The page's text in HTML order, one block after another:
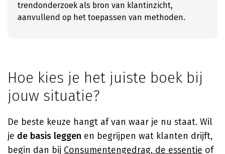
trendonderzoek als bron van klantinzicht,
aanvullend op het toepassen van methoden.
Hoe kies je het juiste boek bij
jouw situatie?
De beste keuze hangt af van waar je nu staat. Wil
je de basis leggen en begrijpen wat klanten drijft,
begin dan bij Consumentengedrag, de essentie of